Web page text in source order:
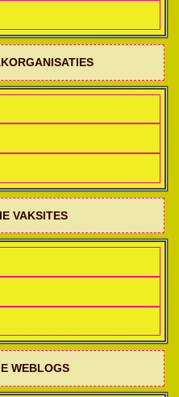
VAKSITES
WEBLOGS